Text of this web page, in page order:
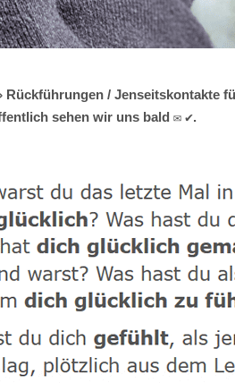
/ Jenseitskontakte
sehen wir uns bald ✉ ✔.